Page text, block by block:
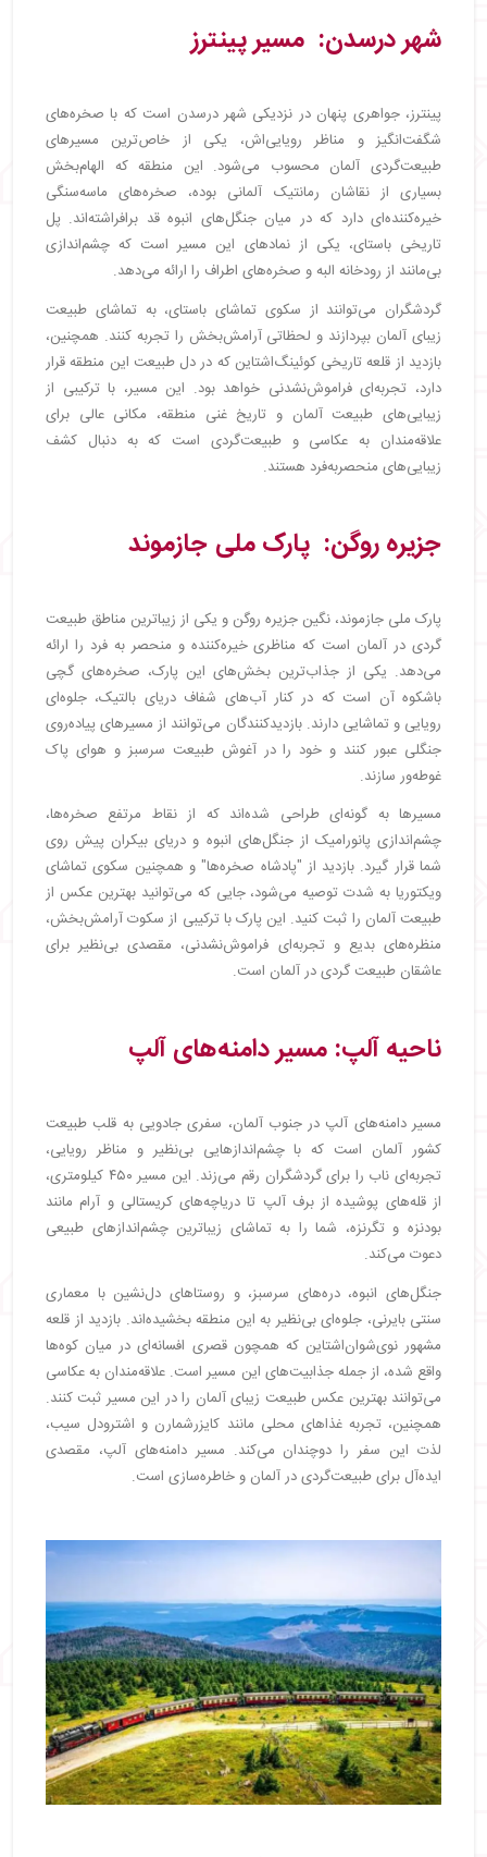
شهر درسدن: مسیر پینترز
پینترز، جواهری پنهان در نزدیکی شهر درسدن است که با صخره‌های
شگفت‌انگیز و مناظر رویایی‌اش، یکی از خاص‌ترین مسیرهای
طبیعت‌گردی آلمان محسوب می‌شود. این منطقه که الهام‌بخش
بسیاری از نقاشان رمانتیک آلمانی بوده، صخره‌های ماسه‌سنگی
خیره‌کننده‌ای دارد که در میان جنگل‌های انبوه قد برافراشته‌اند. پل
تاریخی باستای، یکی از نمادهای این مسیر است که چشم‌اندازی
بی‌مانند از رودخانه البه و صخره‌های اطراف را ارائه می‌دهد.
گردشگران می‌توانند از سکوی تماشای باستای، به تماشای طبیعت
زیبای آلمان بپردازند و لحظاتی آرامش‌بخش را تجربه کنند. همچنین،
بازدید از قلعه تاریخی کوئینگ‌اشتاین که در دل طبیعت این منطقه قرار
دارد، تجربه‌ای فراموش‌نشدنی خواهد بود. این مسیر، با ترکیبی از
زیبایی‌های طبیعت آلمان و تاریخ غنی منطقه، مکانی عالی برای
علاقه‌مندان به عکاسی و طبیعت‌گردی است که به دنبال کشف
زیبایی‌های منحصربه‌فرد هستند.
جزیره روگن: پارک ملی جازموند
پارک ملی جازموند، نگین جزیره روگن و یکی از زیباترین مناطق طبیعت
گردی در آلمان است که مناظری خیره‌کننده و منحصر به فرد را ارائه
می‌دهد. یکی از جذاب‌ترین بخش‌های این پارک، صخره‌های گچی
باشکوه آن است که در کنار آب‌های شفاف دریای بالتیک، جلوه‌ای
رویایی و تماشایی دارند. بازدیدکنندگان می‌توانند از مسیرهای پیاده‌روی
جنگلی عبور کنند و خود را در آغوش طبیعت سرسبز و هوای پاک
غوطه‌ور سازند.
مسیرها به گونه‌ای طراحی شده‌اند که از نقاط مرتفع صخره‌ها،
چشم‌اندازی پانورامیک از جنگل‌های انبوه و دریای بیکران پیش روی
شما قرار گیرد. بازدید از "پادشاه صخره‌ها" و همچنین سکوی تماشای
ویکتوریا به شدت توصیه می‌شود، جایی که می‌توانید بهترین عکس از
طبیعت آلمان را ثبت کنید. این پارک با ترکیبی از سکوت آرامش‌بخش،
منظره‌های بدیع و تجربه‌ای فراموش‌نشدنی، مقصدی بی‌نظیر برای
عاشقان طبیعت گردی در آلمان است.
ناحیه آلپ: مسیر دامنه‌های آلپ
مسیر دامنه‌های آلپ در جنوب آلمان، سفری جادویی به قلب طبیعت
کشور آلمان است که با چشم‌اندازهایی بی‌نظیر و مناظر رویایی،
تجربه‌ای ناب را برای گردشگران رقم می‌زند. این مسیر ۴۵۰ کیلومتری،
از قله‌های پوشیده از برف آلپ تا دریاچه‌های کریستالی و آرام مانند
بودنزه و تگرنزه، شما را به تماشای زیباترین چشم‌اندازهای طبیعی
دعوت می‌کند.
جنگل‌های انبوه، دره‌های سرسبز، و روستاهای دل‌نشین با معماری
سنتی بایرنی، جلوه‌ای بی‌نظیر به این منطقه بخشیده‌اند. بازدید از قلعه
مشهور نوی‌شوان‌اشتاین که همچون قصری افسانه‌ای در میان کوه‌ها
واقع شده، از جمله جذابیت‌های این مسیر است. علاقه‌مندان به عکاسی
می‌توانند بهترین عکس طبیعت زیبای آلمان را در این مسیر ثبت کنند.
همچنین، تجربه غذاهای محلی مانند کایزرشمارن و اشترودل سیب،
لذت این سفر را دوچندان می‌کند. مسیر دامنه‌های آلپ، مقصدی
ایده‌آل برای طبیعت‌گردی در آلمان و خاطره‌سازی است.